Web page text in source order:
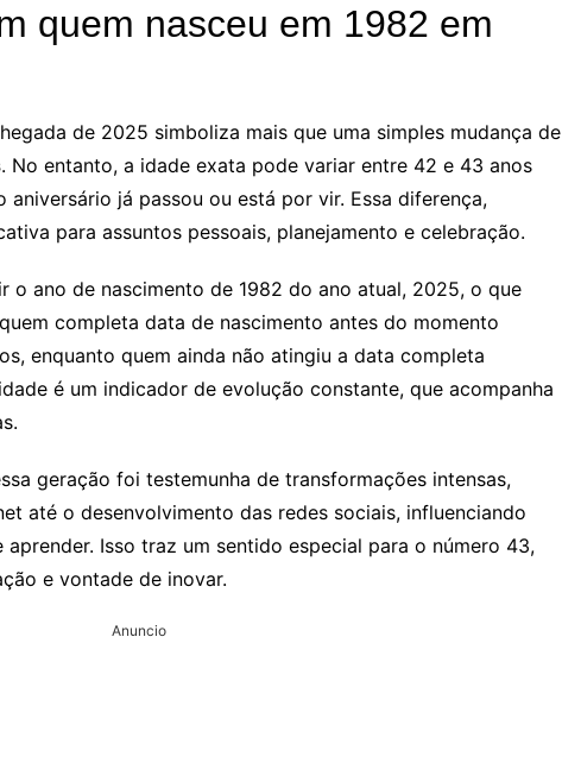
quem nasceu em 1982 em
de 2025 simboliza mais que uma simples mudança de
. No entanto, a idade exata pode variar entre 42 e 43 anos
aniversário já passou ou está por vir. Essa diferença,
para assuntos pessoais, planejamento e celebração.
o ano de nascimento de 1982 do ano atual, 2025, o que
completa data de nascimento antes do momento
enquanto quem ainda não atingiu a data completa
é um indicador de evolução constante, que acompanha
geração foi testemunha de transformações intensas,
até o desenvolvimento das redes sociais, influenciando
Isso traz um sentido especial para o número 43,
e vontade de inovar.
Anuncio